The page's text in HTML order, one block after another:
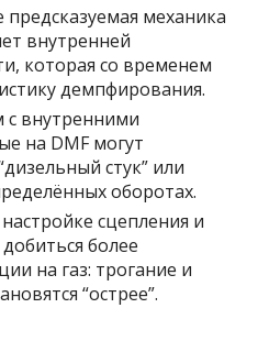
предсказуемая механика
внутренней
которая со временем
демпфирования.
внутренними
на DMF могут
стук” или
оборотах.
сцепления и
более
на газ: трогание и
“острее”.